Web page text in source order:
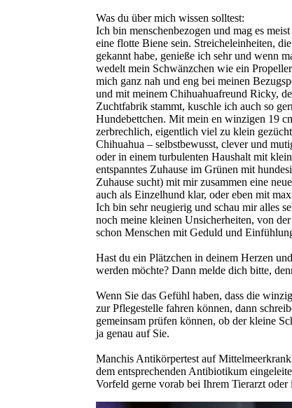
Was du über mich wissen solltest:
Ich bin menschenbezogen und mag es
eine flotte Biene sein. Streicheleinheiten,
gekannt habe, genieße ich sehr und wenn
wedelt mein Schwänzchen wie ein
mich ganz nah und eng bei meinen
und mit meinem Chihuahuafreund Ricky,
Zuchtfabrik stammt, kuschle ich auch so
Hundebettchen. Mit mein en winzigen 19
zerbrechlich, eigentlich viel zu klein
Chihuahua – selbstbewusst, clever und
oder in einem turbulenten Haushalt mit
entspanntes Zuhause im Grünen mit
Zuhause sucht) mit mir zusammen eine
auch als Einzelhund klar, oder eben mit
Ich bin sehr neugierig und schau mir alles
noch meine kleinen Unsicherheiten, von
schon Menschen mit Geduld und
Hast du ein Plätzchen in deinem Herzen
werden möchte? Dann melde dich bitte,
Wenn Sie das Gefühl haben, dass die
zur Pflegestelle fahren können, dann
gemeinsam prüfen können, ob der kleine
ja genau auf Sie.
Manchis Antikörpertest auf
dem entsprechenden Antibiotikum
Vorfeld gerne vorab bei Ihrem Tierarzt